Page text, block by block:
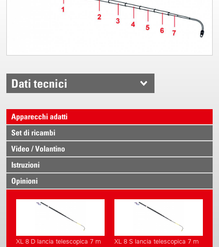
Dati tecnici
Apparecchi adatti
Set di ricambi
Video / Volantino
Istruzioni
Opinioni
XL 8 D lancia telescopica 7 m
XL 8 S lancia telescopica 7 m